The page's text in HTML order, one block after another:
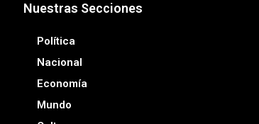
Nuestras Secciones
Política
Nacional
Economía
Mundo